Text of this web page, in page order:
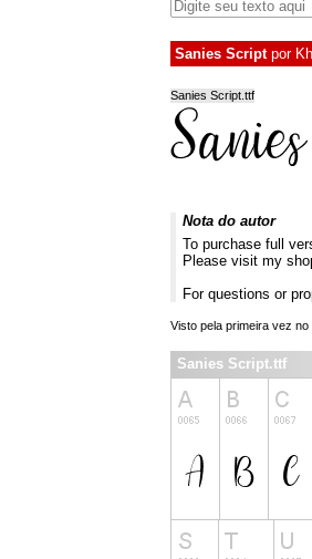
Sanies Scriptpor
Sanies Script.ttf
Nota do autor
To purchase full
Please visit my
For questions or
Visto pela primeira vez
Sanies Script.ttf